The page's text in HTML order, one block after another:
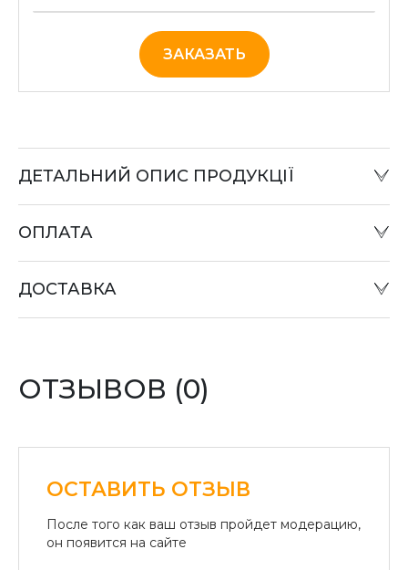
ЗАКАЗАТЬ
ДЕТАЛЬНИЙ ОПИС ПРОДУКЦІЇ
или при отправке «Наложенным платежом» в
«Райффайзен Банк Аваль»
Безналичный расчет для юридических лиц:
ОПЛАТА
ДОСТАВКА
ОТЗЫВОВ (0)
ОСТАВИТЬ ОТЗЫВ
После того как ваш отзыв пройдет модерацию,
он появится на сайте